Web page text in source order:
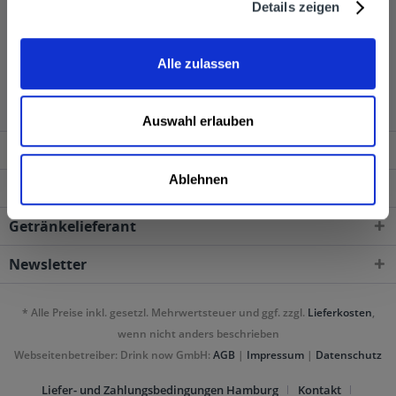
Details zeigen
Alle zulassen
Auswahl erlauben
Ablehnen
Ron Botucal wird in den folgenden Regionen,
Service Hotline
Getränkelieferant
Newsletter
* Alle Preise inkl. gesetzl. Mehrwertsteuer und ggf. zzgl. Lieferkosten,
wenn nicht anders beschrieben
Webseitenbetreiber: Drink now GmbH: AGB | Impressum | Datenschutz
Liefer- und Zahlungsbedingungen Hamburg Kontakt